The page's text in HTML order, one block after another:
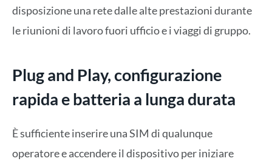
disposizione una rete dalle alte prestazioni durante
le riunioni di lavoro fuori ufficio e i viaggi di gruppo.
Plug and Play, configurazione
rapida e batteria a lunga durata
È sufficiente inserire una SIM di qualunque
operatore e accendere il dispositivo per iniziare